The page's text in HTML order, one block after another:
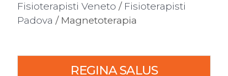
Fisioterapisti Veneto / Fisioterapisti
Padova / Magnetoterapia
REGINA SALUS